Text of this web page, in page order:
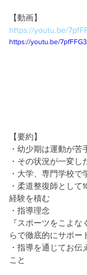
【動画】
https://youtu.be/
https://youtu.be/
【要約】
・幼少期は運動が苦
・その状況が一変し
・大学、専門学校で
・柔道整復師として
経験を積む
・指導理念
『スポーツをこよ
らで徹底的にサポー
・指導を通じてお
こと